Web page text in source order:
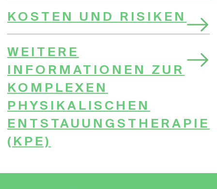
KOSTEN UND RISIKEN
WEITERE
INFORMATIONEN ZUR
KOMPLEXEN
PHYSIKALISCHEN
ENTSTAUUNGSTHERAPIE
(KPE)